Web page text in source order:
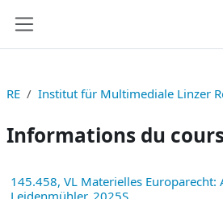
RE Institut für Multimediale Linzer
Informations du
145.458, VL Materielles Europarecht:
Leidenmühler, 2025S